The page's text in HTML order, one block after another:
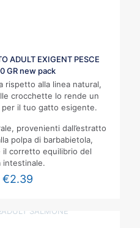
ADULT EXIGENT PESCE
GR new pack
rispetto alla linea natural,
crocchette lo rende un
il tuo gatto esigente.
provenienti dall’estratto
polpa di barbabietola,
corretto equilibrio del
intestinale.
€2.39